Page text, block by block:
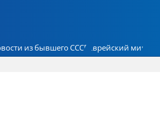
из бывшего СССР Еврейский мир